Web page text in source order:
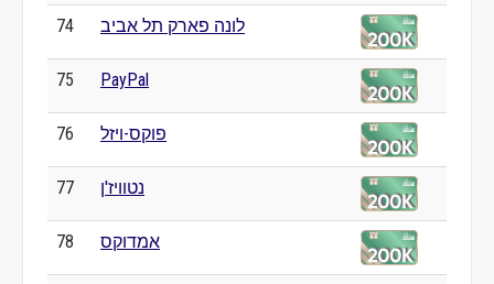
74 לונה פארק תל אביב
75 PayPal
76 פוקס-ויזל
77 נטוויז'ן
78 אמדוקס